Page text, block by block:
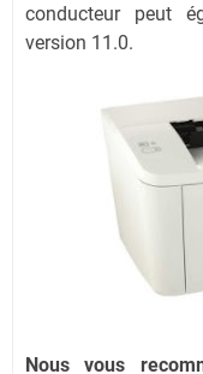
conducteur peut
version 11.0.
Nous vous